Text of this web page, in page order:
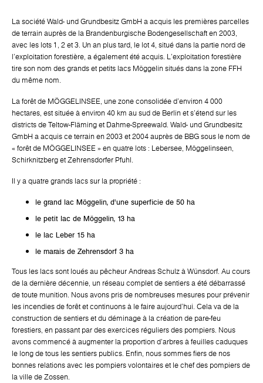
La société Wald- und Grundbesitz GmbH a acquis les premières parcelles
de terrain auprès de la Brandenburgische Bodengesellschaft en 2003,
avec les lots 1, 2 et 3. Un an plus tard, le lot 4, situé dans la partie nord de
l'exploitation forestière, a également été acquis. L'exploitation forestière
tire son nom des grands et petits lacs Möggelin situés dans la zone FFH
du même nom.
La forêt de MÖGGELINSEE, une zone consolidée d'environ 4 000
hectares, est située à environ 40 km au sud de Berlin et s'étend sur les
districts de Teltow-Fläming et Dahme-Spreewald. Wald- und Grundbesitz
GmbH a acquis ce terrain en 2003 et 2004 auprès de BBG sous le nom de
« forêt de MÖGGELINSEE » en quatre lots : Lebersee, Möggelinseen,
Schirknitzberg et Zehrensdorfer Pfuhl.
Il y a quatre grands lacs sur la propriété :
le grand lac Möggelin, d'une superficie de 50 ha
le petit lac de Möggelin, 13 ha
le lac Leber 15 ha
le marais de Zehrensdorf 3 ha
Tous les lacs sont loués au pêcheur Andreas Schulz à Wünsdorf. Au cours
de la dernière décennie, un réseau complet de sentiers a été débarrassé
de toute munition. Nous avons pris de nombreuses mesures pour prévenir
les incendies de forêt et continuons à le faire aujourd'hui. Cela va de la
construction de sentiers et du déminage à la création de pare-feu
forestiers, en passant par des exercices réguliers des pompiers. Nous
avons commencé à augmenter la proportion d'arbres à feuilles caduques
le long de tous les sentiers publics. Enfin, nous sommes fiers de nos
bonnes relations avec les pompiers volontaires et le chef des pompiers de
la ville de Zossen.